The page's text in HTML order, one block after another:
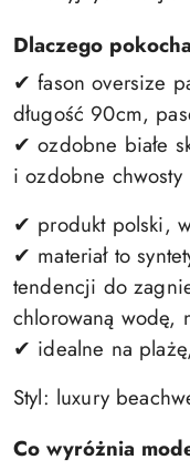
Dlaczego
✔ fason oversize
długość 90cm,
✔ ozdobne białe
i ozdobne chwosty
✔ produkt polski,
✔ materiał to
tendencji do
chlorowaną wodę,
✔ idealne na
Styl: luxury
Co wyróżnia